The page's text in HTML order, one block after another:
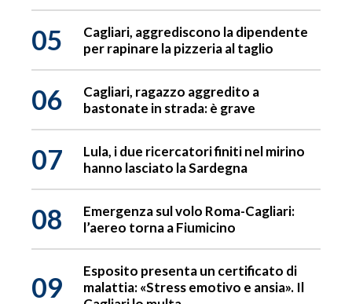
05
Cagliari, aggrediscono la dipendente
per rapinare la pizzeria al taglio
06
Cagliari, ragazzo aggredito a
bastonate in strada: è grave
07
Lula, i due ricercatori finiti nel mirino
hanno lasciato la Sardegna
08
Emergenza sul volo Roma-Cagliari:
l’aereo torna a Fiumicino
09
Esposito presenta un certificato di
malattia: «Stress emotivo e ansia». Il